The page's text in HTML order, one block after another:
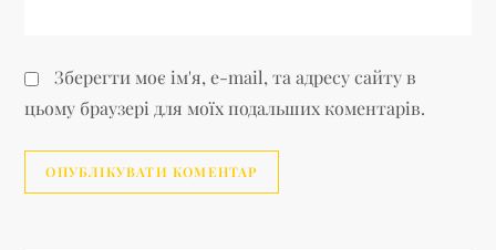
Зберегти моє ім'я, e-mail, та адресу сайту в
цьому браузері для моїх подальших коментарів.